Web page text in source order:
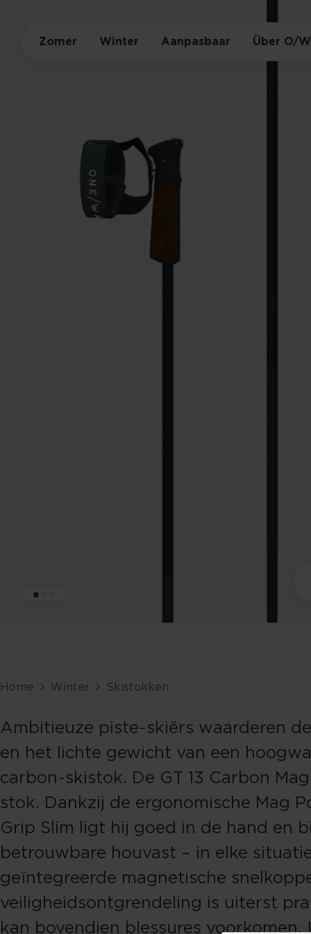
Zomer Winter Aanpasbaar Über O/W
Home Winter Skistokken
Ambitieuze piste-skiërs waarderen
en het lichte gewicht van een
carbon-skistok. De GT 13 Carbon Mag
stok. Dankzij de ergonomische Mag
Grip Slim ligt hij goed in de hand en
betrouwbare houvast – in elke
geïntegreerde magnetische
veiligheidsontgrendeling is uiterst
kan bovendien blessures voorkomen.